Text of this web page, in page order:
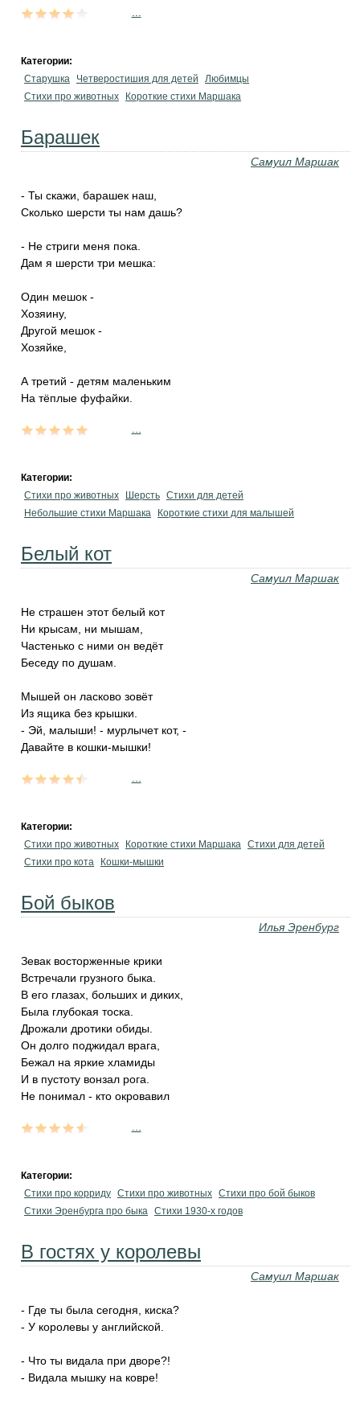
Категории:
Старушка
Четверостишия для детей
Любимцы
Стихи про животных
Короткие стихи Маршака
Барашек
Самуил Маршак
- Ты скажи, барашек наш,
Сколько шерсти ты нам дашь?
- Не стриги меня пока.
Дам я шерсти три мешка:
Один мешок -
Хозяину,
Другой мешок -
Хозяйке,
А третий - детям маленьким
На тёплые фуфайки.
Категории:
Стихи про животных
Шерсть Стихи для детей
Небольшие стихи Маршака
Короткие стихи для малышей
Белый кот
Самуил Маршак
Не страшен этот белый кот
Ни крысам, ни мышам,
Частенько с ними он ведёт
Беседу по душам.
Мышей он ласково зовёт
Из ящика без крышки.
- Эй, малыши! - мурлычет кот, -
Давайте в кошки-мышки!
Категории:
Стихи про животных
Короткие стихи Маршака Стихи для детей
Стихи про кота
Кошки-мышки
Бой быков
Илья Эренбург
Зевак восторженные крики
Встречали грузного быка.
В его глазах, больших и диких,
Была глубокая тоска.
Дрожали дротики обиды.
Он долго поджидал врага,
Бежал на яркие хламиды
И в пустоту вонзал рога.
Не понимал - кто окровавил
Категории:
Стихи про корриду Стихи про животных Стихи про бой быков
Стихи Эренбурга про быка Стихи 1930-х годов
В гостяx у королевы
Самуил Маршак
- Где ты была сегодня, киска?
- У королевы у английской.
- Что ты видала при дворе?!
- Видала мышку на ковре!